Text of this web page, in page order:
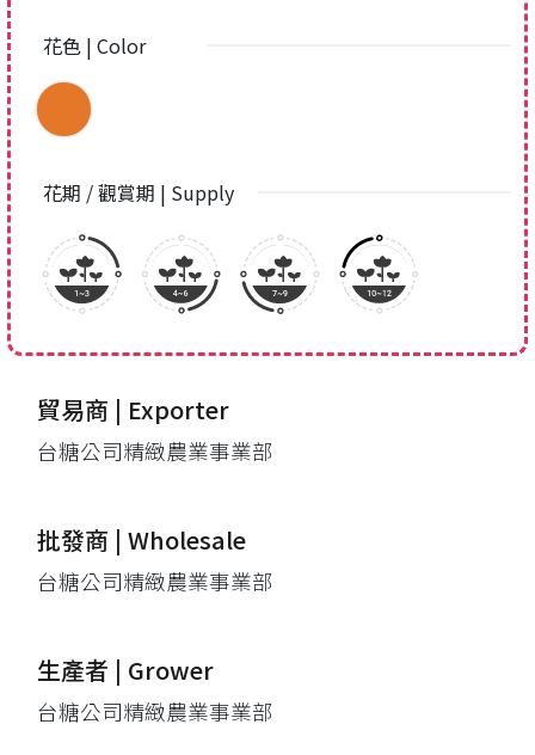
花色 | Color
花期 / 觀賞期 | Supply
貿易商 | Exporter
台糖公司精緻農業事業部
批發商 | Wholesale
台糖公司精緻農業事業部
生產者 | Grower
台糖公司精緻農業事業部